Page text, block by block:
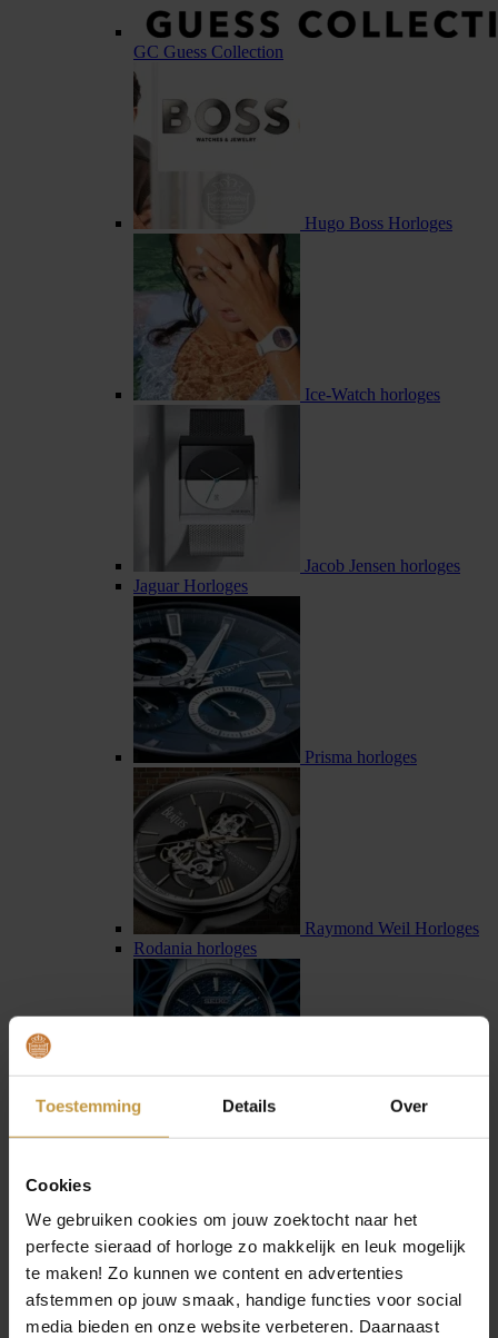
Toestemming Details Over
Cookies
We gebruiken cookies om jouw zoektocht naar het
perfecte sieraad of horloge zo makkelijk en leuk mogelijk
te maken! Zo kunnen we content en advertenties
afstemmen op jouw smaak, handige functies voor social
media bieden en onze website verbeteren. Daarnaast
GC Guess Collection
Hugo Boss Horloges
Ice-Watch horloges
Jacob Jensen horloges
Jaguar Horloges
Prisma horloges
Raymond Weil Horloges
Rodania horloges
Seiko Astron horloges
Sternglas horloges